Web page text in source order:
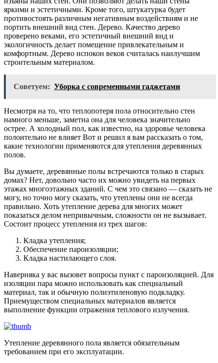
яркими и эстетичными. Кроме того, штукатурка будет
противостоять различным негативным воздействиям и не
портить внешний вид стен. Дерево. Качество дерево
проверено веками, его эстетичный внешний вид и
экологичность делает помещение привлекательным и
комфортным. Дерево испокон веков считалась наилучшим
строительным материалом.
Советуем: Уборка с современными гаджетами
Несмотря на то, что теплопотеря пола относительно стен
намного меньше, заметна она для человека значительно
острее. А холодный пол, как известно, на здоровье человека
полоительно не влияет Вот и решил я вам рассказать о том,
какие технологии применяются для утепления деревянных
полов.
Вы думаете, деревянные полы встречаются только в старых
домах? Нет, довольно часто их можно увидеть на первых
этажах многоэтажных зданий. С чем это связано — сказать не
могу, но точно могу сказать, что утеплены они не всегда
правильно. Хоть утепление дерева для многих может
показаться делом непривычным, сложности он не вызывает.
Состоит процесс утепления из трех шагов:
Кладка утепления;
Обеспечение пароизоляции;
Кладка настилающего слоя.
Наверняка у вас вызовет вопросы пункт с пароизоляцией. Для
изоляции пара можно использовать как специальный
материал, так и обычную полиэтиленовую подкладку.
Приемуществом специальных материалов является
выполнение функции отражения теплового излучения.
Утепление деревянного пола является обязательным
требованием при его эксплуатации.